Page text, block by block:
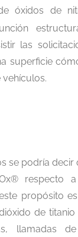
óxidos de
las
superficie
se podría decir
respecto
propósito
de titanio
llamadas